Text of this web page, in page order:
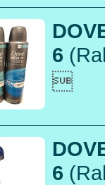
6

6